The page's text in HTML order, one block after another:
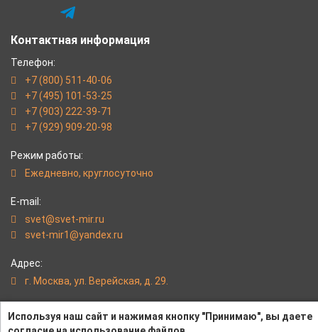
Контактная информация
Телефон:
+7 (800) 511-40-06
+7 (495) 101-53-25
+7 (903) 222-39-71
+7 (929) 909-20-98
Режим работы:
Eжедневно, круглосуточно
E-mail:
svet@svet-mir.ru
svet-mir1@yandex.ru
Адрес:
г. Москва, ул. Верейская, д. 29.
«Светлый Мир»
Используя наш сайт и нажимая кнопку "Принимаю", вы даете